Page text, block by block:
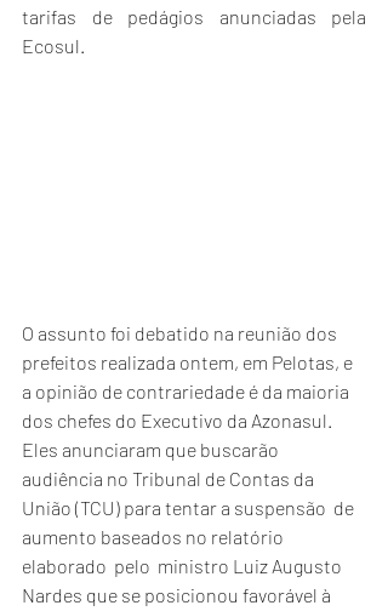
tarifas de pedágios anunciadas pela
Ecosul.
O assunto foi debatido na reunião dos
prefeitos realizada ontem, em Pelotas, e
a opinião de contrariedade é da maioria
dos chefes do Executivo da Azonasul.
Eles anunciaram que buscarão
audiência no Tribunal de Contas da
União (TCU) para tentar a suspensão  de
aumento baseados no relatório
elaborado  pelo  ministro Luiz Augusto
Nardes que se posicionou favorável à